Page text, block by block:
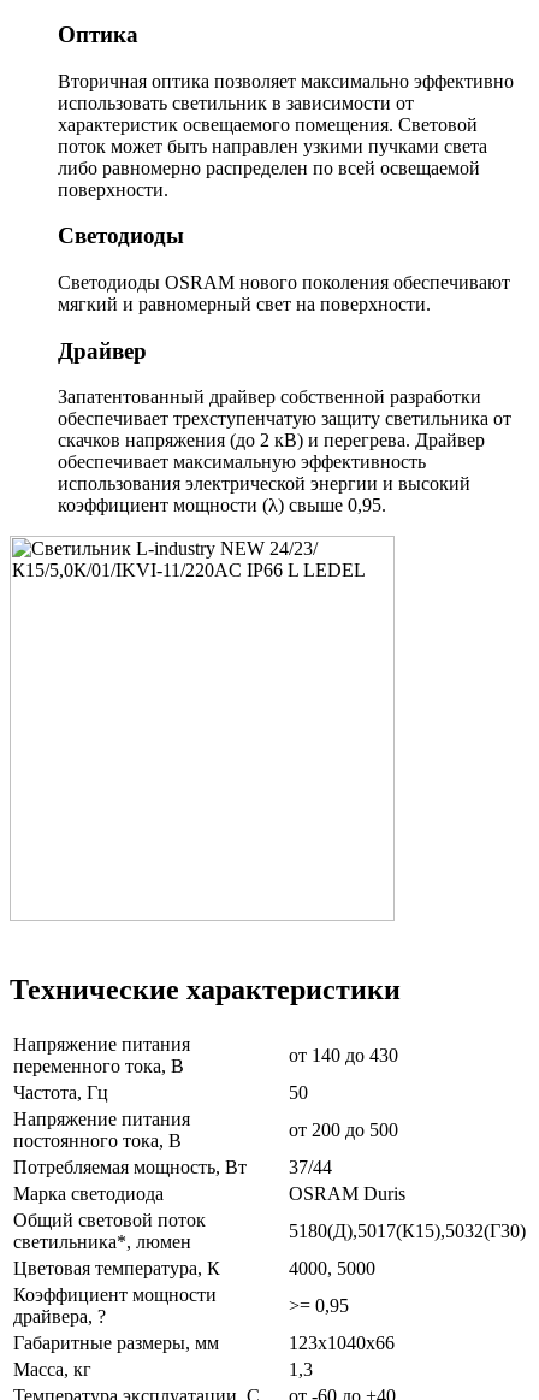
Оптика
Вторичная оптика позволяет максимально эффективно
использовать светильник в зависимости от
характеристик освещаемого помещения. Световой
поток может быть направлен узкими пучками света
либо равномерно распределен по всей освещаемой
поверхности.
Светодиоды
Светодиоды OSRAM нового поколения обеспечивают
мягкий и равномерный свет на поверхности.
Драйвер
Запатентованный драйвер собственной разработки
обеспечивает трехступенчатую защиту светильника от
скачков напряжения (до 2 кВ) и перегрева. Драйвер
обеспечивает максимальную эффективность
использования электрической энергии и высокий
коэффициент мощности (λ) свыше 0,95.
Технические характеристики
Напряжение питания
переменного тока, В
от 140 до 430
Частота, Гц
50
Напряжение питания
постоянного тока, В
от 200 до 500
Потребляемая мощность, Вт
37/44
Марка светодиода
OSRAM Duris
Общий световой поток
светильника*, люмен
5180(Д),5017(К15),5032(Г30)
Цветовая температура, К
4000, 5000
Коэффициент мощности
драйвера, ?
>= 0,95
Габаритные размеры, мм
123х1040х66
Масса, кг
1,3